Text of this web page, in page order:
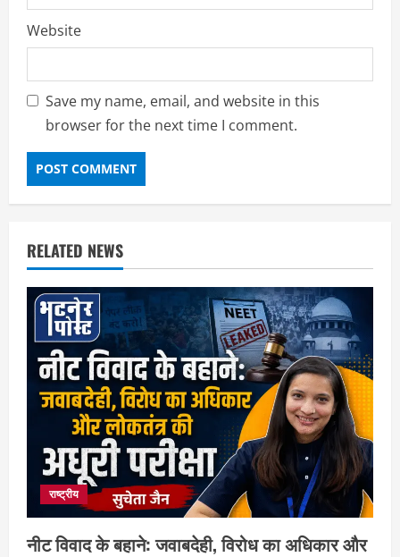
Website
Save my name, email, and website in this
browser for the next time I comment.
RELATED NEWS
राष्ट्रीय
नीट विवाद के बहाने: जवाबदेही, विरोध का अधिकार और